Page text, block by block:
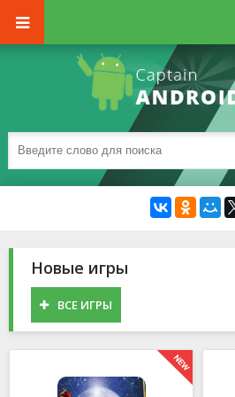
Новые игры
ВСЕ ИГРЫ